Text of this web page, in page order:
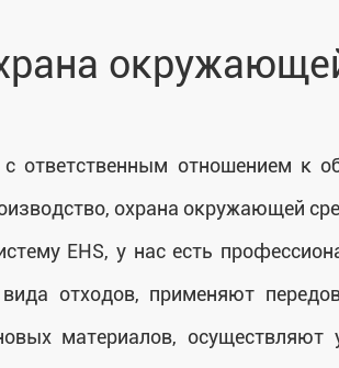
ответственным отношением к
охрана окружающей
EHS, у нас есть
отходов, применяют
материалов, осуществляют